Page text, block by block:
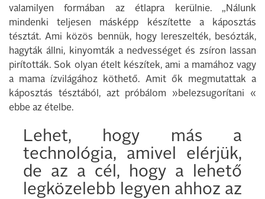
valamilyen formában az étlapra kerülnie. „Nálunk
mindenki teljesen másképp készítette a káposztás
tésztát. Ami közös bennük, hogy lereszelték, besózták,
hagyták állni, kinyomták a nedvességet és zsíron lassan
pirították. Sok olyan ételt készítek, ami a mamához vagy
a mama ízvilágához köthető. Amit ők megmutattak a
káposztás tésztából, azt próbálom »belezsugorítani «
ebbe az ételbe.
Lehet, hogy más a
technológia, amivel elérjük,
de az a cél, hogy a lehető
legközelebb legyen ahhoz az